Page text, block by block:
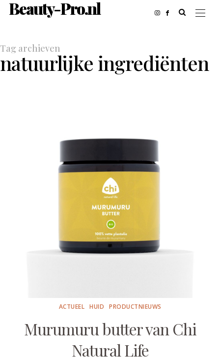
Beauty-Pro.nl
Tag archieven
natuurlijke ingrediënten
ACTUEEL HUID PRODUCTNIEUWS
Murumuru butter van Chi
Natural Life